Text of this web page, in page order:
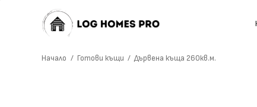
Начало / Готови къщи / Дървена къща 260кв.м.